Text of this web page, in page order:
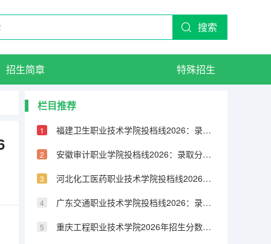
搜索
招生简章 特殊招生
栏目推荐
福建卫生职业技术学院投档线2026：录取分数线、费用与入学手续详解
安徽审计职业学院投档线2026：录取分数线、费用与入学手续详解
河北化工医药职业技术学院投档线2026：录取分数线、费用与入学手续详解
广东交通职业技术学院投档线2026：录取分数线、费用与入学手续详解
重庆工程职业技术学院2026年招生分数线预测：报到流程与生活费用指南